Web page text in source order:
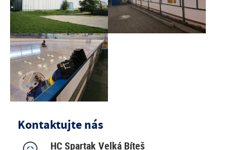
Kontaktujte nás
HC Spartak Velká Bíteš